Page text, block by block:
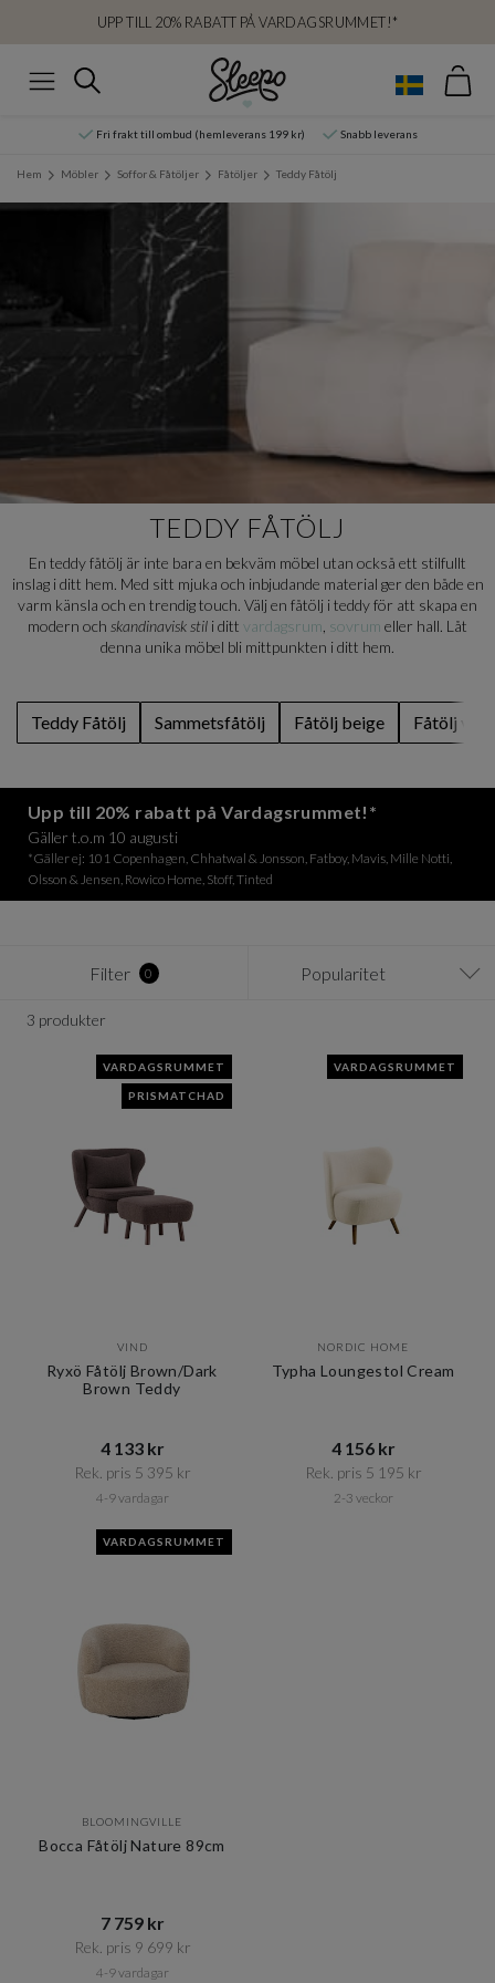
UPP TILL 20% RABATT PÅ VARDAGSRUMMET!*
Sök
Fri frakt till ombud (hemleverans 199 kr) Snabb leverans
Hem Möbler Soffor & Fåtöljer Fåtöljer Teddy Fåtölj
TEDDY FÅTÖLJ
En teddy fåtölj är inte bara en bekväm möbel utan också ett stilfullt
inslag i ditt hem. Med sitt mjuka och inbjudande material ger den både en
varm känsla och en trendig touch. Välj en fåtölj i teddy för att skapa en
modern och skandinavisk stil i ditt vardagsrum sovrum eller hall. Låt
denna unika möbel bli mittpunkten i ditt hem.
Teddy Fåtölj Sammetsfåtölj Fåtölj beige Fåtölj vit
Upp till 20% rabatt på Vardagsrummet!*
Gäller t.o.m 10 augusti
*Gäller ej: 101 Copenhagen, Chhatwal & Jonsson, Fatboy, Mavis, Mille Notti,
Olsson & Jensen, Rowico Home, Stoff, Tinted
Filter 0 Popularitet
3 produkter
VARDAGSRUMMET
PRISMATCHAD
VIND
Ryxö Fåtölj Brown/Dark
Brown Teddy
4 133 kr​​
Rek. pris 5 395 kr​​
4-9 vardagar
VARDAGSRUMMET
NORDIC HOME
Typha Loungestol Cream
4 156 kr​​
Rek. pris 5 195 kr​​
2-3 veckor
VARDAGSRUMMET
BLOOMINGVILLE
Bocca Fåtölj Nature 89cm
7 759 kr​​
Rek. pris 9 699 kr​​
4-9 vardagar